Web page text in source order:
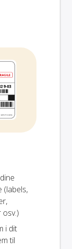
(labels,
i dit
til